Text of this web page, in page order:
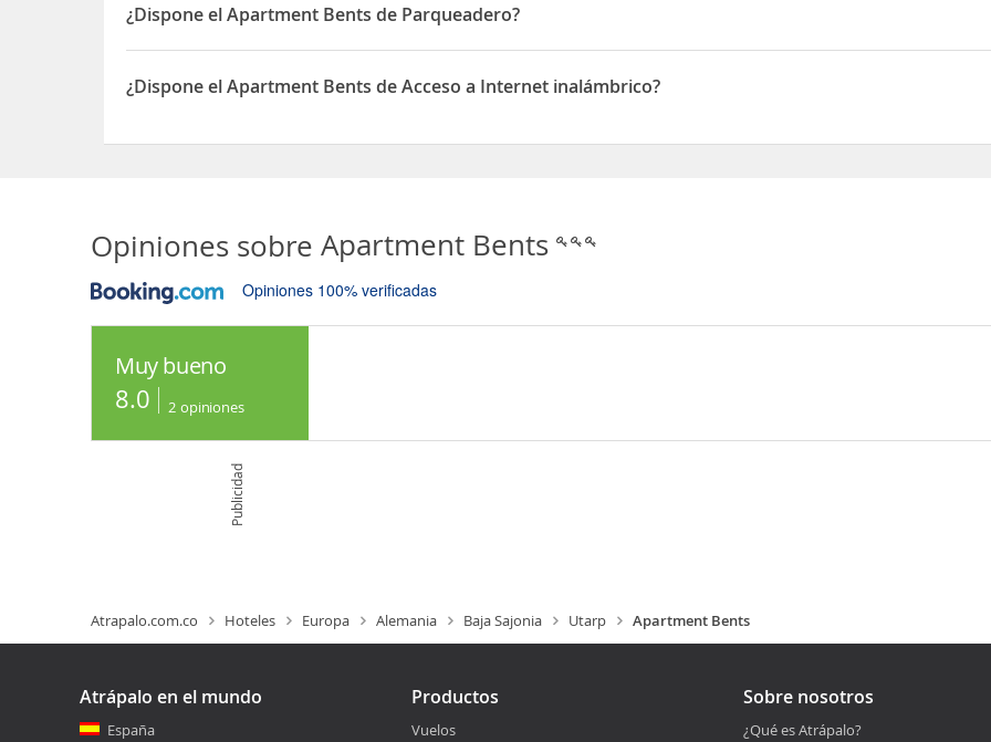
¿Dispone el Apartment Bents de Parqueadero?
Sí, el Apartment Bents dispone de Parqueadero
¿Dispone el Apartment Bents de Acceso a Internet inalámbrico?
Opiniones sobre Apartment Bents
Opiniones 100% verificadas
Muy bueno
8.0 2 opiniones
Publicidad
Atrapalo.com.co Hoteles Europa Alemania Baja Sajonia Utarp Apartment Bents
Atrápalo en el mundo
España
Productos
Vuelos
Sobre nosotros
¿Qué es Atrápalo?